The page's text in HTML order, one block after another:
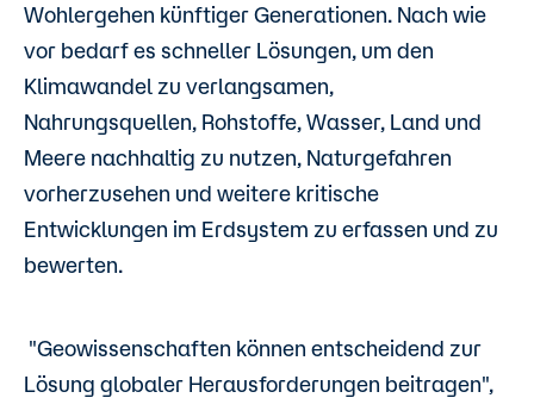
Wohlergehen künftiger Generationen. Nach wie
vor bedarf es schneller Lösungen, um den
Klimawandel zu verlangsamen,
Nahrungsquellen, Rohstoffe, Wasser, Land und
Meere nachhaltig zu nutzen, Naturgefahren
vorherzusehen und weitere kritische
Entwicklungen im Erdsystem zu erfassen und zu
bewerten.
"Geowissenschaften können entscheidend zur
Lösung globaler Herausforderungen beitragen",